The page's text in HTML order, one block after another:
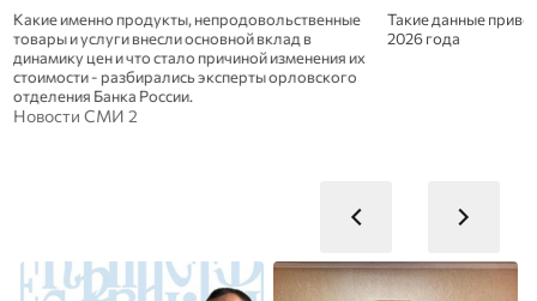
Какие именно продукты, непродовольственные
товары и услуги внесли основной вклад в
динамику цен и что стало причиной изменения их
стоимости - разбирались эксперты орловского
отделения Банка России.
Такие данные
2026 года
Новости СМИ 2